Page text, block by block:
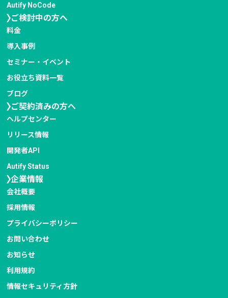
Autify NoCode
ご検討中の方へ
料金
導入事例
セミナー・イベント
お役立ち資料一覧
ブログ
ご契約済みの方へ
ヘルプセンター
リリース情報
開発者API
Autify Status
企業情報
会社概要
採用情報
プライバシーポリシー
お問い合わせ
お知らせ
利用規約
情報セキュリティ 方針